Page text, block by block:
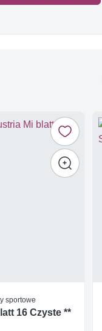
sportowe
Mi blatt 16 Czyste **